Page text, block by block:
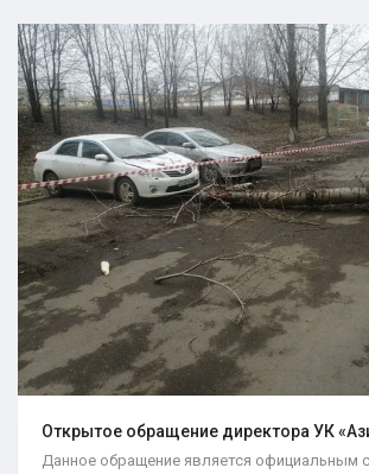
Открытое обращение директора УК
Данное обращение является официальным